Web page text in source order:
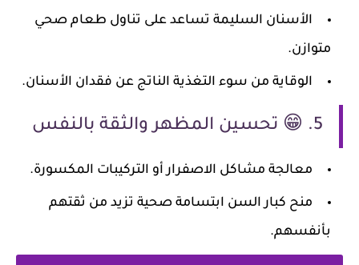
الأسنان السليمة تساعد على تناول طعام صحي
متوازن.
الوقاية من سوء التغذية الناتج عن فقدان الأسنان.
5. 😁 تحسين المظهر والثقة بالنفس
معالجة مشاكل الاصفرار أو التركيبات المكسورة.
منح كبار السن ابتسامة صحية تزيد من ثقتهم
بأنفسهم.